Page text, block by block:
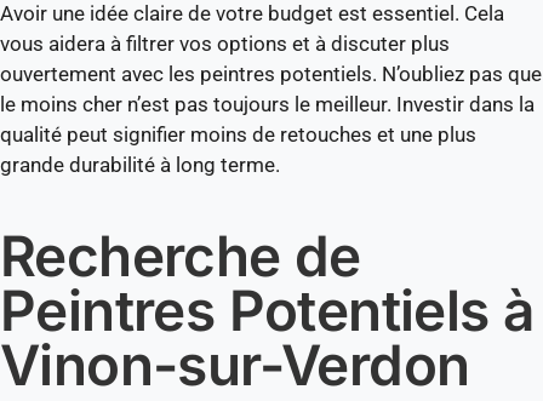
Avoir une idée claire de votre budget est essentiel. Cela
vous aidera à filtrer vos options et à discuter plus
ouvertement avec les peintres potentiels. N’oubliez pas que
le moins cher n’est pas toujours le meilleur. Investir dans la
qualité peut signifier moins de retouches et une plus
grande durabilité à long terme.
Recherche de
Peintres Potentiels à
Vinon-sur-Verdon